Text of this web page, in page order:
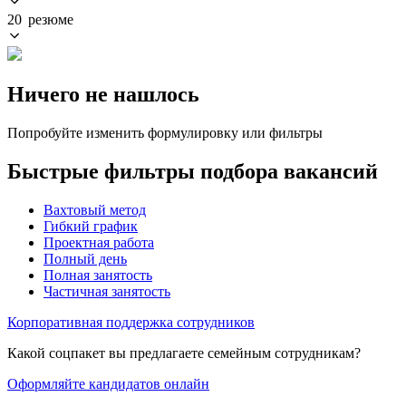
20 резюме
Ничего не нашлось
Попробуйте изменить формулировку или фильтры
Быстрые фильтры подбора вакансий
Вахтовый метод
Гибкий график
Проектная работа
Полный день
Полная занятость
Частичная занятость
Корпоративная поддержка сотрудников
Какой соцпакет вы предлагаете семейным сотрудникам?
Оформляйте кандидатов онлайн